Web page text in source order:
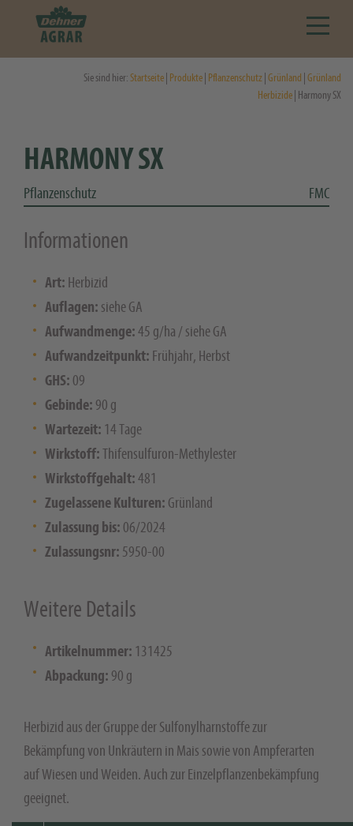
Sie sind hier:Startseite Produkte Pflanzenschutz Grünland Grünland
Herbizide | Harmony SX
HARMONY SX
Pflanzenschutz FMC
Informationen
Art: Herbizid
Auflagen: siehe GA
Aufwandmenge:45 g/ha / siehe GA
Aufwandzeitpunkt: Frühjahr, Herbst
GHS: 09
Gebinde: 90 g
Wartezeit: 14 Tage
Wirkstoff:Thifensulfuron-Methylester
Wirkstoffgehalt:481
Zugelassene Kulturen: Grünland
Zulassung bis: 06/2024
Zulassungsnr: 5950-00
Weitere Details
Artikelnummer: 131425
Abpackung: 90 g
Herbizid aus der Gruppe der Sulfonylharnstoffe zur
Bekämpfung von Unkräutern in Mais sowie von Ampferarten
auf Wiesen und Weiden. Auch zur Einzelpflanzenbekämpfung
geeignet.